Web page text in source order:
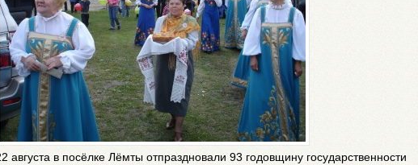
августа в посёлке Лёмты отпраздновали 93 годовщину государственности